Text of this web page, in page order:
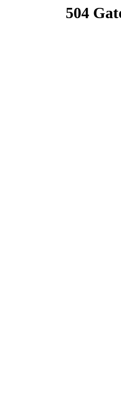
504